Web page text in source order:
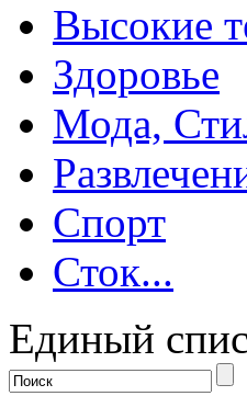
Высокие
Здоровье
Мода,
Спорт
Сток...
Единый